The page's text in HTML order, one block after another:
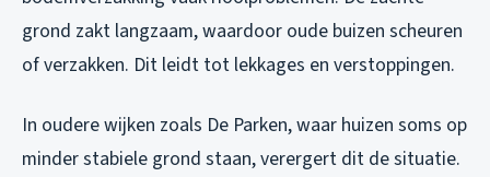
grond zakt langzaam, waardoor oude buizen scheuren
of verzakken. Dit leidt tot lekkages en verstoppingen.
In oudere wijken zoals De Parken, waar huizen soms op
minder stabiele grond staan, verergert dit de situatie.